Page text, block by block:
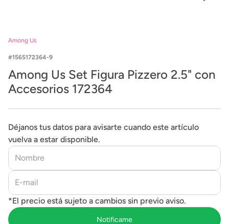
Among Us
1565172364-9
Among Us Set Figura Pizzero 2.5" con
Accesorios 172364
Déjanos tus datos para avisarte cuando este artículo
vuelva a estar disponible.